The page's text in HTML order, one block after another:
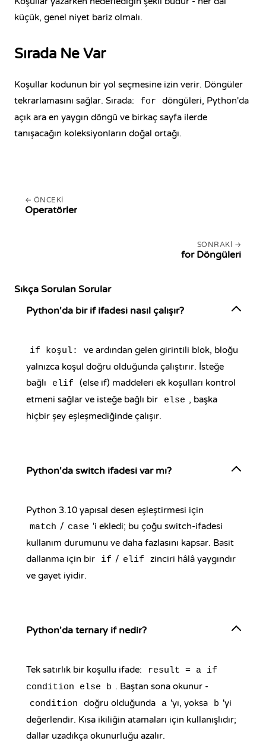
küçük, genel niyet bariz olmalı.
Sırada Ne Var
Koşullar kodunun bir yol seçmesine izin verir. Döngüler
tekrarlamasını sağlar. Sırada:
for
döngüleri, Python'da
açık ara en yaygın döngü ve birkaç sayfa ilerde
tanışacağın koleksiyonların doğal ortağı.
ÖNCEKI
Operatörler
SONRAKI
for Döngüleri
Sıkça Sorulan Sorular
Python'da bir if ifadesi nasıl çalışır?
if koşul:
ve ardından gelen girintili blok, bloğu
yalnızca koşul doğru olduğunda çalıştırır. İsteğe
bağlı
elif
(else if) maddeleri ek koşulları kontrol
etmeni sağlar ve isteğe bağlı bir
else , başka
hiçbir şey eşleşmediğinde çalışır.
Python'da switch ifadesi var mı?
Python 3.10 yapısal desen eşleştirmesi için
match / case 'i ekledi; bu çoğu switch-ifadesi
kullanım durumunu ve daha fazlasını kapsar. Basit
dallanma için bir
if / elif
zinciri hâlâ yaygındır
ve gayet iyidir.
Python'da ternary if nedir?
Tek satırlık bir koşullu ifade:
result = a if
condition else b . Baştan sona okunur -
condition doğru olduğunda a 'yı, yoksa b 'yi
değerlendir. Kısa ikiliğin atamaları için kullanışlıdır;
dallar uzadıkça okunurluğu azalır.